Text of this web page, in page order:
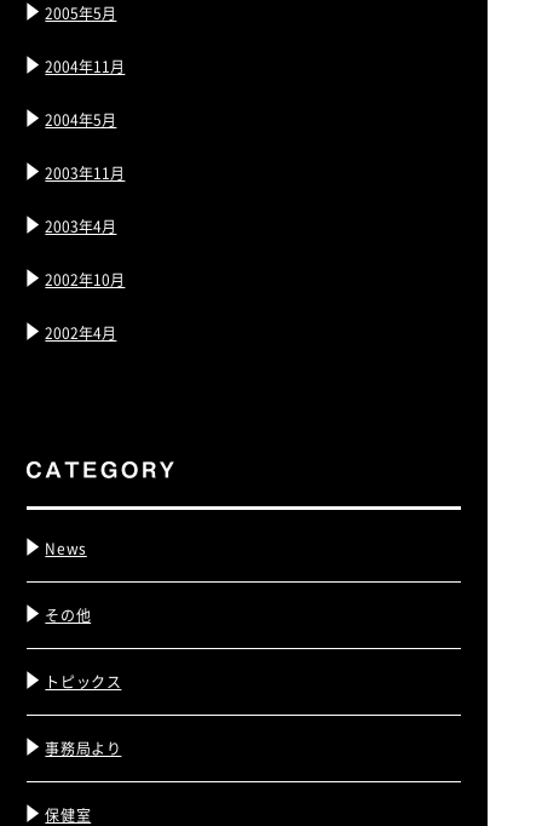
2005年5月
2004年11月
2004年5月
2003年11月
2003年4月
2002年10月
2002年4月
News
その他
トピックス
事務局より
保健室